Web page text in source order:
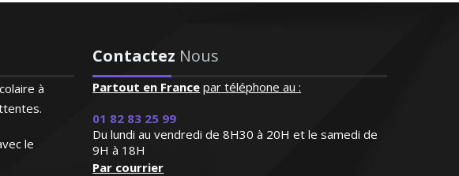
à
le
Contactez Nous
Partout en France par téléphone au :
01 82 83 25 99
Du lundi au vendredi de 8H30 à 20H et le samedi de
9H à 18H
Par courrier